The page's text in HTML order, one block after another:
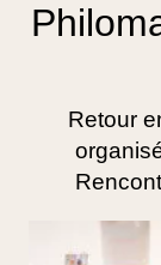
Retour